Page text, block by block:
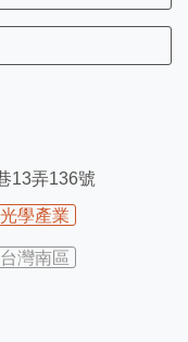
13弄136號
光學產業
台灣南區